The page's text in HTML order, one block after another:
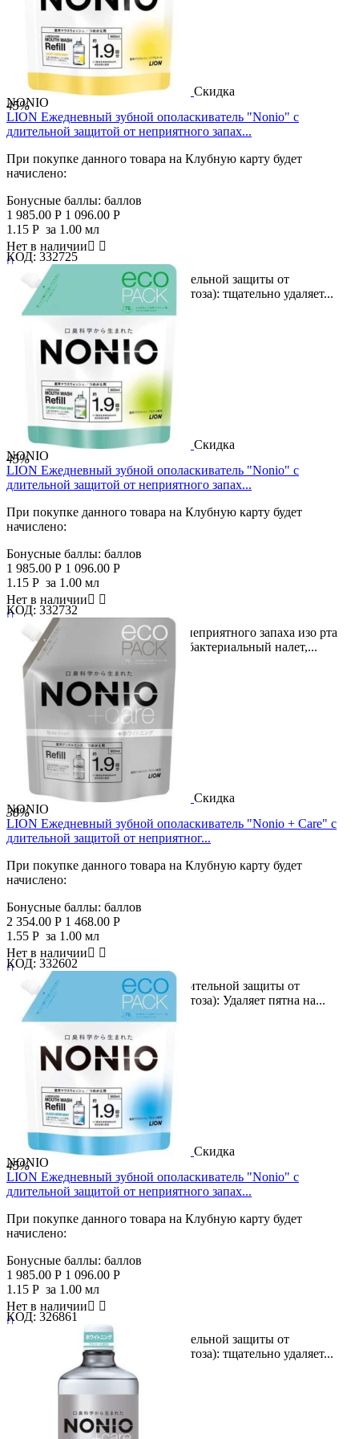
Скидка
45%
NONIO
LION Ежедневный зубной ополаскиватель "Nonio" с
длительной защитой от неприятного запах...
При покупке данного товара на Клубную карту будет
начислено:
Бонусные баллы: баллов
1 985.00 Р 1 096.00 Р
1.15 Р за 1.00 мл
Нет в наличии 

Большая упаковка! Формула длительной защиты от
неприятного запаха изо рта (галитоза): тщательно удаляет...
КОД: 332725
Скидка
45%
NONIO
LION Ежедневный зубной ополаскиватель "Nonio" с
длительной защитой от неприятного запах...
При покупке данного товара на Клубную карту будет
начислено:
Бонусные баллы: баллов
1 985.00 Р 1 096.00 Р
1.15 Р за 1.00 мл
Нет в наличии 

Формула длительной защиты от неприятного запаха изо рта
(галитоза): 1. Тщательно удаляет бактериальный налет,...
КОД: 332732
Скидка
38%
NONIO
LION Ежедневный зубной ополаскиватель "Nonio + Care" с
длительной защитой от неприятног...
При покупке данного товара на Клубную карту будет
начислено:
Бонусные баллы: баллов
2 354.00 Р 1 468.00 Р
1.55 Р за 1.00 мл
Нет в наличии 

Формула отбеливания зубов и длительной защиты от
неприятного запаха изо рта (галитоза): Удаляет пятна на...
КОД: 332602
Скидка
45%
NONIO
LION Ежедневный зубной ополаскиватель "Nonio" с
длительной защитой от неприятного запах...
При покупке данного товара на Клубную карту будет
начислено:
Бонусные баллы: баллов
1 985.00 Р 1 096.00 Р
1.15 Р за 1.00 мл
Нет в наличии 

Большая упаковка! Формула длительной защиты от
неприятного запаха изо рта (галитоза): тщательно удаляет...
КОД: 326861